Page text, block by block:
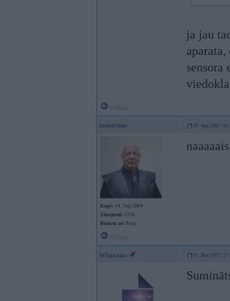
ja jau
sensora
mmartins 07. May 2007,
Kopš: 14. Sep 2004
Ziņojumi: 1718
Braucu ar: Prius
Whazaaa 07. May 2007,